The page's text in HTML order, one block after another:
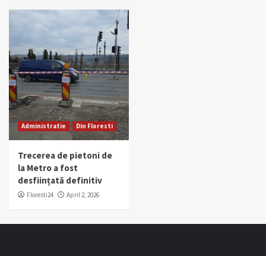
Administratie Din Floresti
Trecerea de pietoni de
la Metro a fost
desființată definitiv
Floresti24 April 2, 2026